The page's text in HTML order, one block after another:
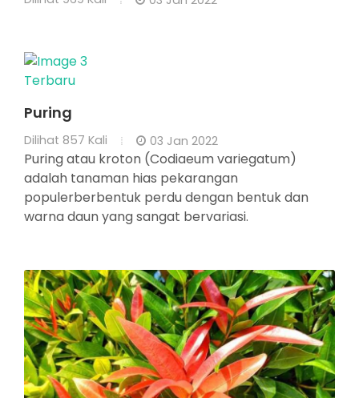
Terbaru
Puring
Dilihat 857 Kali 03 Jan 2022
Puring atau kroton (Codiaeum variegatum)
adalah tanaman hias pekarangan
populerberbentuk perdu dengan bentuk dan
warna daun yang sangat bervariasi.